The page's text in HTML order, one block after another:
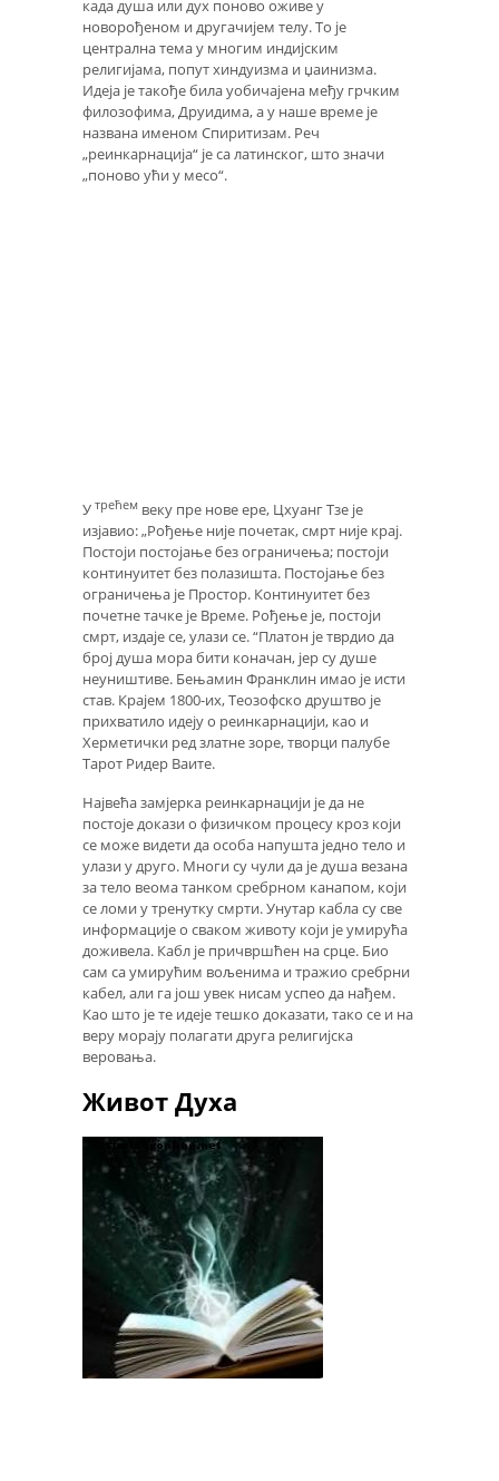
када душа или дух поново оживе у
новорођеном и другачијем телу. То је
централна тема у многим индијским
религијама, попут хиндуизма и џаинизма.
Идеја је такође била уобичајена међу грчким
филозофима, Друидима, а у наше време је
названа именом Спиритизам. Реч
„реинкарнација“ је са латинског, што значи
„поново ући у месо“.
У трећем веку пре нове ере, Цхуанг Тзе је
изјавио: „Рођење није почетак, смрт није крај.
Постоји постојање без ограничења; постоји
континуитет без полазишта. Постојање без
ограничења је Простор. Континуитет без
почетне тачке је Време. Рођење је, постоји
смрт, издаје се, улази се. “Платон је тврдио да
број душа мора бити коначан, јер су душе
неуништиве. Бењамин Франклин имао је исти
став. Крајем 1800-их, Теозофско друштво је
прихватило идеју о реинкарнацији, као и
Херметички ред златне зоре, творци палубе
Тарот Ридер Ваите.
Највећа замјерка реинкарнацији је да не
постоје докази о физичком процесу кроз који
се може видети да особа напушта једно тело и
улази у друго. Многи су чули да је душа везана
за тело веома танком сребрном канапом, који
се ломи у тренутку смрти. Унутар кабла су све
информације о сваком животу који је умирућа
доживела. Кабл је причвршћен на срце. Био
сам са умирућим вољенима и тражио сребрни
кабел, али га још увек нисам успео да нађем.
Као што је те идеје тешко доказати, тако се и на
веру морају полагати друга религијска
веровања.
Живот Духа